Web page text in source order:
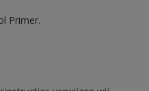
Primer.